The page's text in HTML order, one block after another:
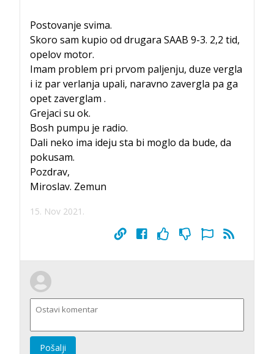
Postovanje svima.
Skoro sam kupio od drugara SAAB 9-3. 2,2 tid,
opelov motor.
Imam problem pri prvom paljenju, duze vergla
i iz par verlanja upali, naravno zavergla pa ga
opet zaverglam .
Grejaci su ok.
Bosh pumpu je radio.
Dali neko ima ideju sta bi moglo da bude, da
pokusam.
Pozdrav,
Miroslav. Zemun
15. Nov 2021.
Pošalji